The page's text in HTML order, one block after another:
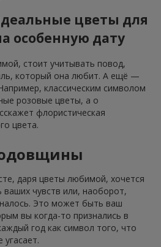
цветы для
особенную дату
стоит учитывать повод,
который она любит. А ещё —
классическим символом
розовые цветы, а о
флористическая
цвета.
даря цветы любимой, хочется
ваших чувств или, наоборот,
Это может быть ваш
вы когда-то признались в
год как символ того, что